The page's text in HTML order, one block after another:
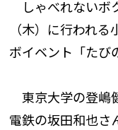
しゃべれないボ
（木）に行われ
ボイベント「たび
東京大学の登嶋
電鉄の坂田和也